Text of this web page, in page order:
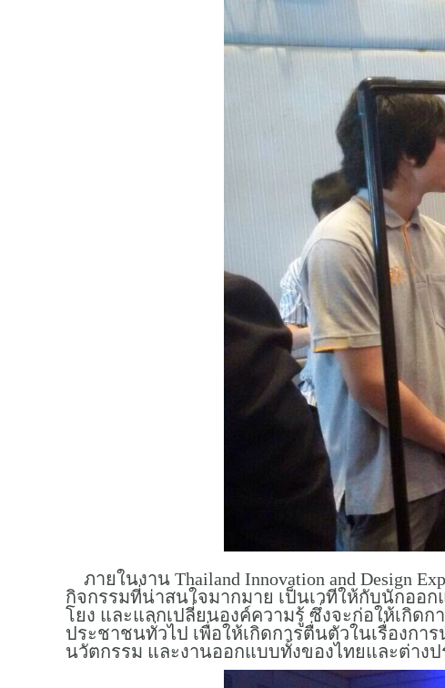
ภายในงาน Thailand Innovation and Design
กิจกรรมที่น่าสนใจมากมาย เป็นเวทีให้กับนักออ
โยง และแลกเปลี่ยนองค์ความรู้ ซึ่งจะก่อให้เกิด
ประชาชนทั่วไป เพื่อให้เกิดการตื่นตัวในเรื่องก
นวัตกรรม และงานออกแบบทั้งของไทยและต่าง